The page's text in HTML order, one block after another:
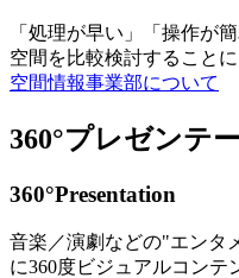
「処理が早い」「操作が
空間を比較検討すること
空間情報事業部について
360°プレゼンテ
360°Presentation
音楽／演劇などの"エンタ
に360度ビジュアルコンテ